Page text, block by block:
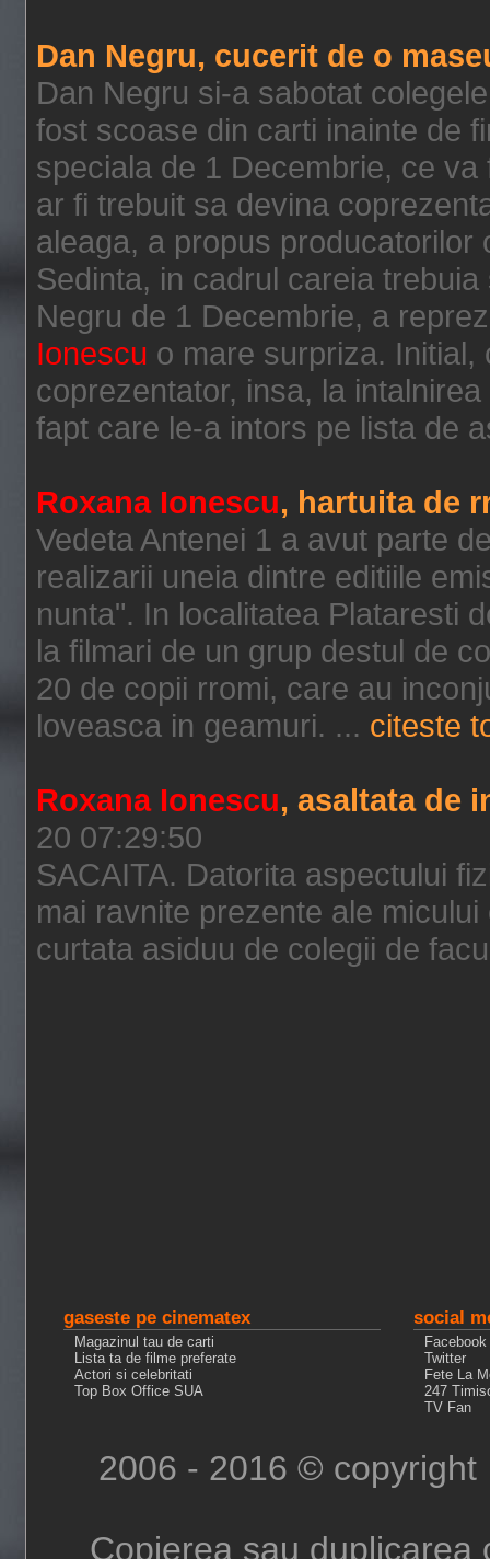
Dan Negru, cucerit de o
Dan Negru si-a sabotat
fost scoase din carti inainte de
speciala de 1 Decembrie, ce
ar fi trebuit sa devina
aleaga, a propus producatorilor
Sedinta, in cadrul careia
Negru de 1 Decembrie, a
Ionescu o mare surpriza.
coprezentator, insa, la
fapt care le-a intors pe lista de
Roxana Ionescu, hartuita de
Vedeta Antenei 1 a avut parte
realizarii uneia dintre editiile
nunta". In localitatea Plataresti
la filmari de un grup destul de
20 de copii rromi, care au
loveasca in geamuri. ... citeste
Roxana Ionescu, asaltata de
20 07:29:50
SACAITA. Datorita aspectului
mai ravnite prezente ale
curtata asiduu de colegii de
gaseste pe cinematex
Magazinul tau de carti
Lista ta de filme preferate
Actori si celebritati
Top Box Office SUA
social
Facebook
Twitter
Fete La
247
TV Fan
2006 - 2016 ©
Copierea sau duplicarea